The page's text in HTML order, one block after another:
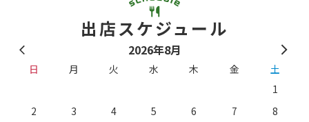
出店スケジュール
2026年8月
日 月 火 水 木 金
土
1
2
3 4 5 6 7
8